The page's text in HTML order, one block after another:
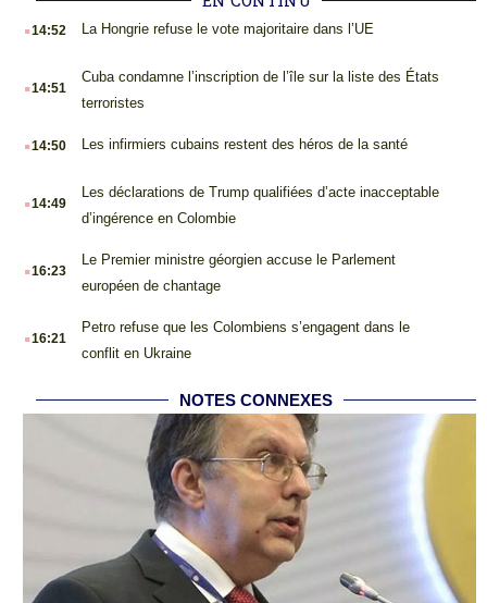
.14:52 La Hongrie refuse le vote majoritaire dans l’UE
.14:51
Cuba condamne l’inscription de l’île sur la liste des États
terroristes
.14:50 Les infirmiers cubains restent des héros de la santé
.14:49
Les déclarations de Trump qualifiées d’acte inacceptable
d’ingérence en Colombie
.16:23
Le Premier ministre géorgien accuse le Parlement
européen de chantage
.16:21
Petro refuse que les Colombiens s’engagent dans le
conflit en Ukraine
NOTES CONNEXES